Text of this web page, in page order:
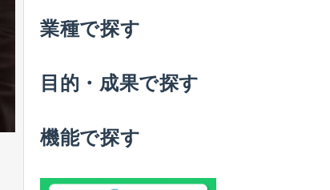
業種で探す
目的・成果で探す
機能で探す